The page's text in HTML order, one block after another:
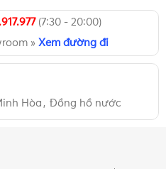
(7:30 - 20:00)
» Xem đường đi
Hòa , Đồng hồ nước